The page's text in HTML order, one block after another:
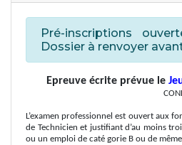
Pré-inscriptions
Dossier à renvoyer
Epreuve écrite prévue le
L’examen professionnel est ouvert aux
de Technicien et justifiant d’au moins
ou un emploi de caté gorie B ou de